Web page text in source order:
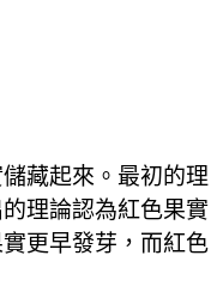
藏起來。最初的理
理論認為紅色果實
更早發芽，而紅色